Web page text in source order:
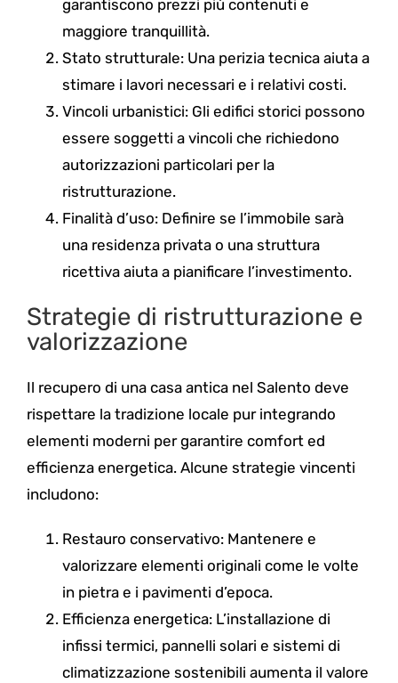
garantiscono prezzi più contenuti e
maggiore tranquillità.
Stato strutturale: Una perizia tecnica aiuta a
stimare i lavori necessari e i relativi costi.
Vincoli urbanistici: Gli edifici storici possono
essere soggetti a vincoli che richiedono
autorizzazioni particolari per la
ristrutturazione.
Finalità d’uso: Definire se l’immobile sarà
una residenza privata o una struttura
ricettiva aiuta a pianificare l’investimento.
Strategie di ristrutturazione e
valorizzazione
Il recupero di una casa antica nel Salento deve
rispettare la tradizione locale pur integrando
elementi moderni per garantire comfort ed
efficienza energetica. Alcune strategie vincenti
includono:
Restauro conservativo: Mantenere e
valorizzare elementi originali come le volte
in pietra e i pavimenti d’epoca.
Efficienza energetica: L’installazione di
infissi termici, pannelli solari e sistemi di
climatizzazione sostenibili aumenta il valore